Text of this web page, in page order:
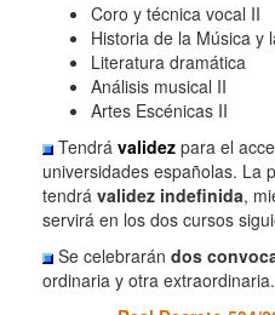
Coro y técnica vocal II
Historia de la Música y
Literatura dramática
Análisis musical II
Artes Escénicas II
Tendrá validez para el
universidades españolas. La
tendrá validez indefinida,
servirá en los dos cursos
Se celebrarán dos
ordinaria y otra extraordinaria.